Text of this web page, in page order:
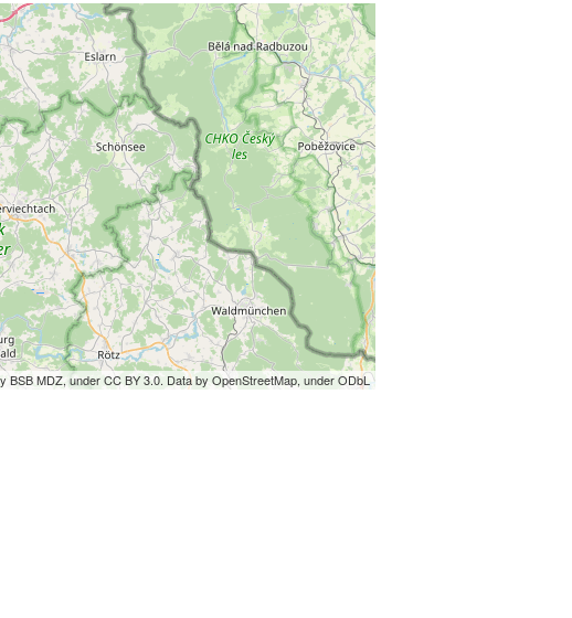
HLB
BSB MDZ, under CC BY 3.0. Data by OpenStreetMap, under ODbL